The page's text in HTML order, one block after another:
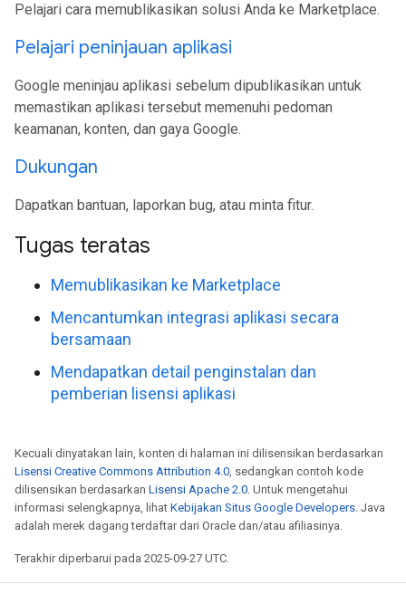
Pelajari cara memublikasikan solusi Anda ke Marketplace.
Pelajari peninjauan aplikasi
Google meninjau aplikasi sebelum dipublikasikan untuk
memastikan aplikasi tersebut memenuhi pedoman
keamanan, konten, dan gaya Google.
Dukungan
Dapatkan bantuan, laporkan bug, atau minta fitur.
Tugas teratas
Memublikasikan ke Marketplace
Mencantumkan integrasi aplikasi secara
bersamaan
Mendapatkan detail penginstalan dan
pemberian lisensi aplikasi
Kecuali dinyatakan lain, konten di halaman ini dilisensikan berdasarkan
Lisensi Creative Commons Attribution 4.0, sedangkan contoh kode
dilisensikan berdasarkan Lisensi Apache 2.0. Untuk mengetahui
informasi selengkapnya, lihat Kebijakan Situs Google Developers. Java
adalah merek dagang terdaftar dari Oracle dan/atau afiliasinya.
Terakhir diperbarui pada 2025-09-27 UTC.